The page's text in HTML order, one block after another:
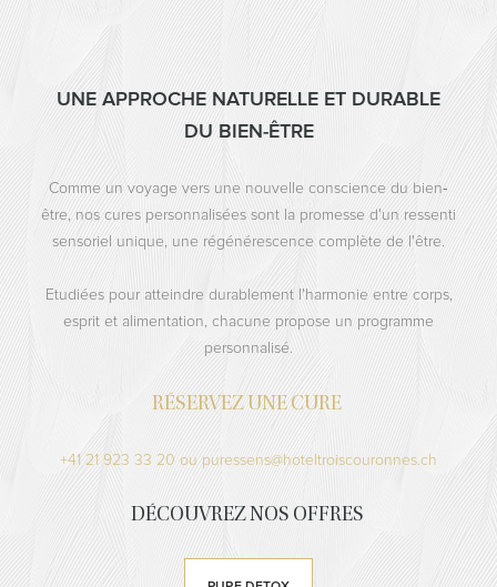
UNE APPROCHE NATURELLE ET DURABLE
DU BIEN-­ÊTRE
Comme un voyage vers une nouvelle conscience du bien­‐
être, nos cures personnalisées sont la promesse d'un ressenti
sensoriel unique, une régénérescence complète de l'être.
Etudiées pour atteindre durablement l'harmonie entre corps,
esprit et alimentation, chacune propose un programme
personnalisé.
RÉSERVEZ UNE CURE
+41 21 923 33 20 ou puressens@hoteltroiscouronnes.ch
DÉCOUVREZ NOS OFFRES